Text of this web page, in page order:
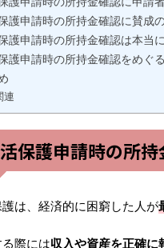
護申請時の所持金確認に賛成
護申請時の所持金確認は本当
護申請時の所持金確認をめぐ
連
保護申請時の所
は、経済的に困窮した人が
際には収入や資産を正確に